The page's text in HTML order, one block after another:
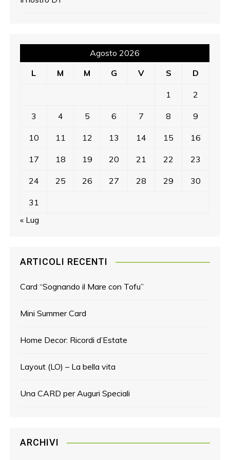
Agosto 2026
L
M M G V S D
1 2
3 4 5 6 7 8 9
10 11 12 13 14 15 16
17 18 19 20 21 22 23
24 25 26 27 28 29 30
31
« Lug
ARTICOLI RECENTI
Card “Sognando il Mare con Tofu”
Mini Summer Card
Home Decor: Ricordi d’Estate
Layout (LO) – La bella vita
Una CARD per Auguri Speciali
ARCHIVI